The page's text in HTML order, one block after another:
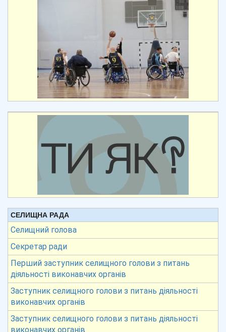
СЕЛИЩНА РАДА
Селищний голова
Секретар ради
Перший заступник селищного голови з питань
діяльності виконавчих органів
Заступник селищного голови з питань діяльності
виконавчих органів
Заступник селищного голови з питань діяльності
виконавчих органів